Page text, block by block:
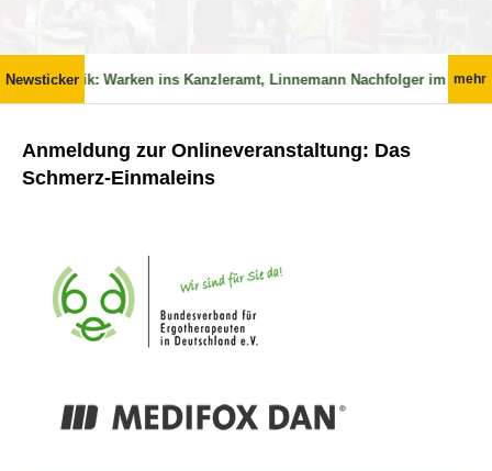
Newsticker
📢 Politik: Warken ins Kanzleramt, Linnemann Nachfolger im BMG?
mehr
Anmeldung zur Onlineveranstaltung: Das
Schmerz-Einmaleins